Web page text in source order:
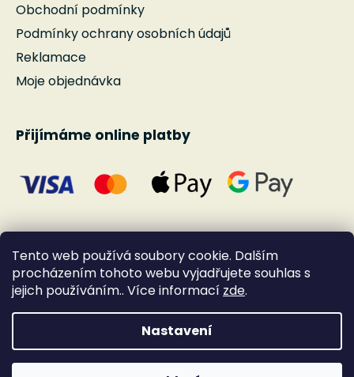
Tento web používá soubory cookie. Dalším
procházením tohoto webu vyjadřujete souhlas s
jejich používáním.. Více informací zde.
Nastavení
Obchodní podmínky
Podmínky ochrany osobních údajů
Reklamace
Moje objednávka
Přijímáme online platby
Vytvořil Shoptet